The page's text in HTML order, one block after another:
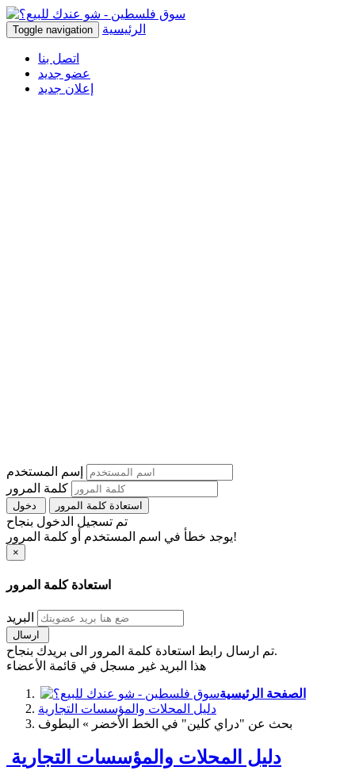
Toggle navigation الرئيسية
اتصل بنا
عضو جديد
إعلان جديد
إسم المستخدم
كلمة المرور
استعادة كلمة المرور
تم تسجيل الدخول بنجاح
يوجد خطأ في اسم المستخدم أو كلمة المرور!
×
استعادة كلمة المرور
البريد
تم ارسال رابط استعادة كلمة المرور الى بريدك بنجاح.
هذا البريد غير مسجل في قائمة الأعضاء
الصفحة الرئيسية
دليل المحلات والمؤسسات التجارية
بحث عن "دراي كلين" في الخط الأخضر » البطوف
دليل المحلات والمؤسسات التجارية